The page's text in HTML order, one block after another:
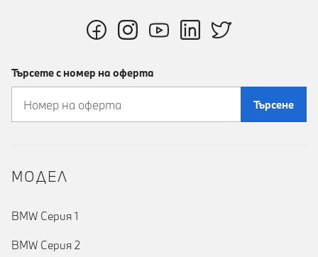
Търсете с номер на оферта
Търсене
MOДЕЛ
BMW Серия 1
BMW Серия 2